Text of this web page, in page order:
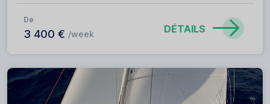
De
3 400 € /week DÉTAILS